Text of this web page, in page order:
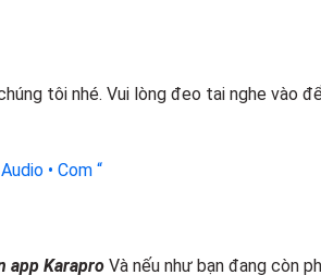
tôi nhé. Vui lòng đeo tai nghe vào
• Com “
app Karapro Và nếu như bạn đang còn